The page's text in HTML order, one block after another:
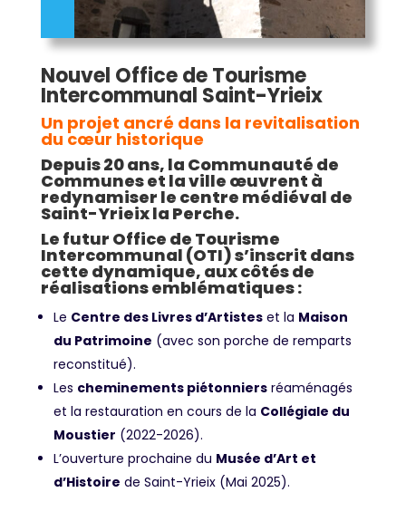
Nouvel Office de Tourisme
Intercommunal Saint-Yrieix
Un projet ancré dans la revitalisation
du cœur historique
Depuis 20 ans, la Communauté de
Communes et la ville œuvrent à
redynamiser le centre médiéval de
Saint-Yrieix la Perche.
Le futur Office de Tourisme
Intercommunal (OTI) s’inscrit dans
cette dynamique, aux côtés de
réalisations emblématiques :
Le Centre des Livres d’Artisteset la Maison
du Patrimoine (avec son porche de remparts
reconstitué).
Les cheminements piétonniersréaménagés
et la restauration en cours de la Collégiale du
Moustier (2022-2026).
L’ouverture prochaine du Musée d’Art et
d’Histoire de Saint-Yrieix (Mai 2025).